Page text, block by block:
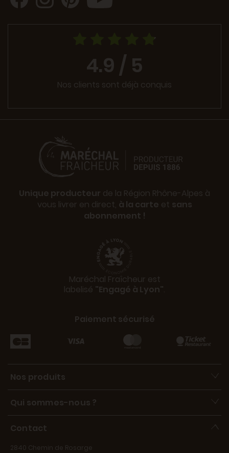
4.9 / 5
Nos clients sont déjà conquis
Unique producteur de la Région Rhône-Alpes à
vous livrer en direct, à la carte et sans
abonnement !
Maréchal Fraîcheur est
labelisé "Engagé à Lyon".
Paiement sécurisé
Nos produits
Qui sommes-nous ?
Contact
2840 Chemin de Rosarge